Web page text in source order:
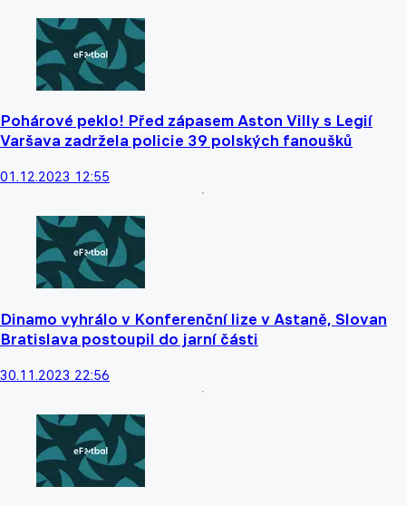
Pohárové peklo! Před zápasem Aston Villy s Legií
Varšava zadržela policie 39 polských fanoušků
01.12.2023 12:55
Dinamo vyhrálo v Konferenční lize v Astaně, Slovan
Bratislava postoupil do jarní části
30.11.2023 22:56